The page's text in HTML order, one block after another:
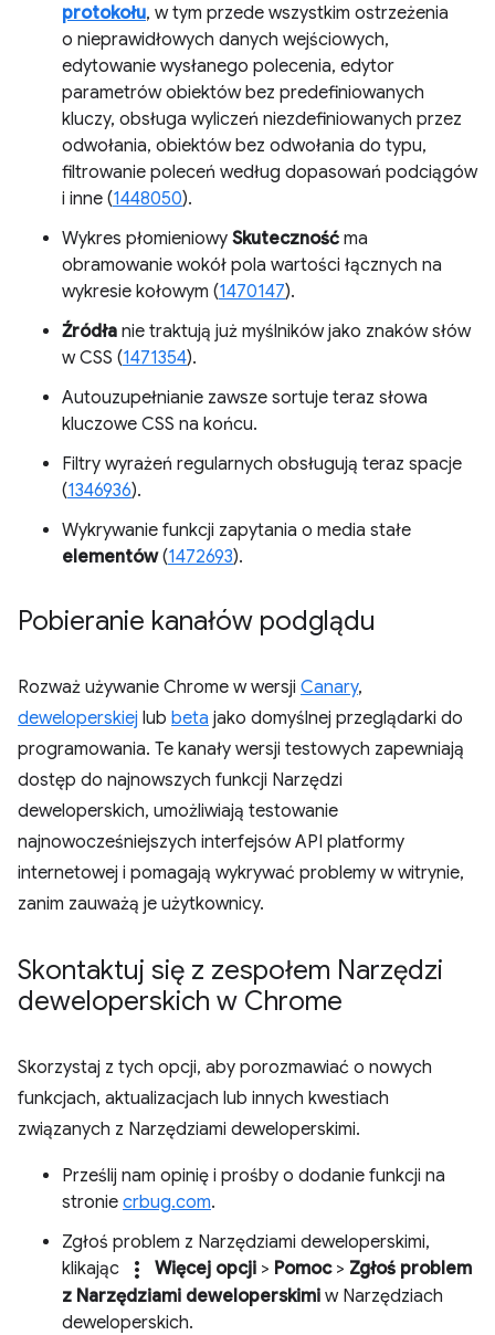
protokołu, w tym przede wszystkim ostrzeżenia
o nieprawidłowych danych wejściowych,
edytowanie wysłanego polecenia, edytor
parametrów obiektów bez predefiniowanych
kluczy, obsługa wyliczeń niezdefiniowanych przez
odwołania, obiektów bez odwołania do typu,
filtrowanie poleceń według dopasowań podciągów
i inne (1448050).
Wykres płomieniowy Skuteczność ma
obramowanie wokół pola wartości łącznych na
wykresie kołowym (1470147).
Źródła nie traktują już myślników jako znaków słów
w CSS (1471354).
Autouzupełnianie zawsze sortuje teraz słowa
kluczowe CSS na końcu.
Filtry wyrażeń regularnych obsługują teraz spacje
(1346936).
Wykrywanie funkcji zapytania o media stałe
elementów(1472693).
Pobieranie kanałów podglądu
Rozważ używanie Chrome w wersji Canary,
deweloperskiej lub beta jako domyślnej przeglądarki do
programowania. Te kanały wersji testowych zapewniają
dostęp do najnowszych funkcji Narzędzi
deweloperskich, umożliwiają testowanie
najnowocześniejszych interfejsów API platformy
internetowej i pomagają wykrywać problemy w witrynie,
zanim zauważą je użytkownicy.
Skontaktuj się z zespołem Narzędzi
deweloperskich w Chrome
Skorzystaj z tych opcji, aby porozmawiać o nowych
funkcjach, aktualizacjach lub innych kwestiach
związanych z Narzędziami deweloperskimi.
Prześlij nam opinię i prośby o dodanie funkcji na
stronie crbug.com.
Zgłoś problem z Narzędziami deweloperskimi,
klikając
more_vert Więcej opcji > Pomoc> Zgłoś problem
z Narzędziami deweloperskimi w Narzędziach
deweloperskich.